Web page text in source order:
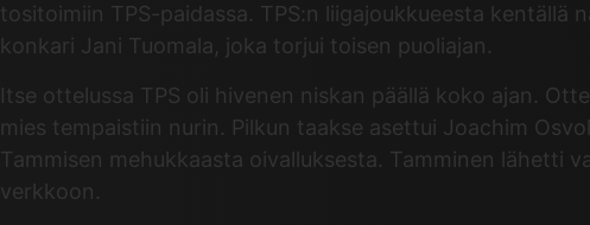
tositoimiin TPS-paidassa. TPS:n liigajoukkueesta kentällä
konkari Jani Tuomala, joka torjui toisen puoliajan.
Itse ottelussa TPS oli hivenen niskan päällä koko ajan.
mies tempaistiin nurin. Pilkun taakse asettui Joachim
Tammisen mehukkaasta oivalluksesta. Tamminen lähetti
verkkoon.